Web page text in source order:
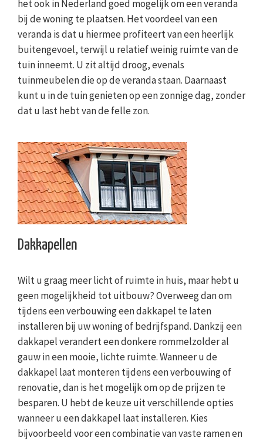
het ook in Nederland goed mogelijk om een veranda
bij de woning te plaatsen. Het voordeel van een
veranda is dat u hiermee profiteert van een heerlijk
buitengevoel, terwijl u relatief weinig ruimte van de
tuin inneemt. U zit altijd droog, evenals
tuinmeubelen die op de veranda staan. Daarnaast
kunt u in de tuin genieten op een zonnige dag, zonder
dat u last hebt van de felle zon.
Dakkapellen
Wilt u graag meer licht of ruimte in huis, maar hebt u
geen mogelijkheid tot uitbouw? Overweeg dan om
tijdens een verbouwing een dakkapel te laten
installeren bij uw woning of bedrijfspand. Dankzij een
dakkapel verandert een donkere rommelzolder al
gauw in een mooie, lichte ruimte. Wanneer u de
dakkapel laat monteren tijdens een verbouwing of
renovatie, dan is het mogelijk om op de prijzen te
besparen. U hebt de keuze uit verschillende opties
wanneer u een dakkapel laat installeren. Kies
bijvoorbeeld voor een combinatie van vaste ramen en